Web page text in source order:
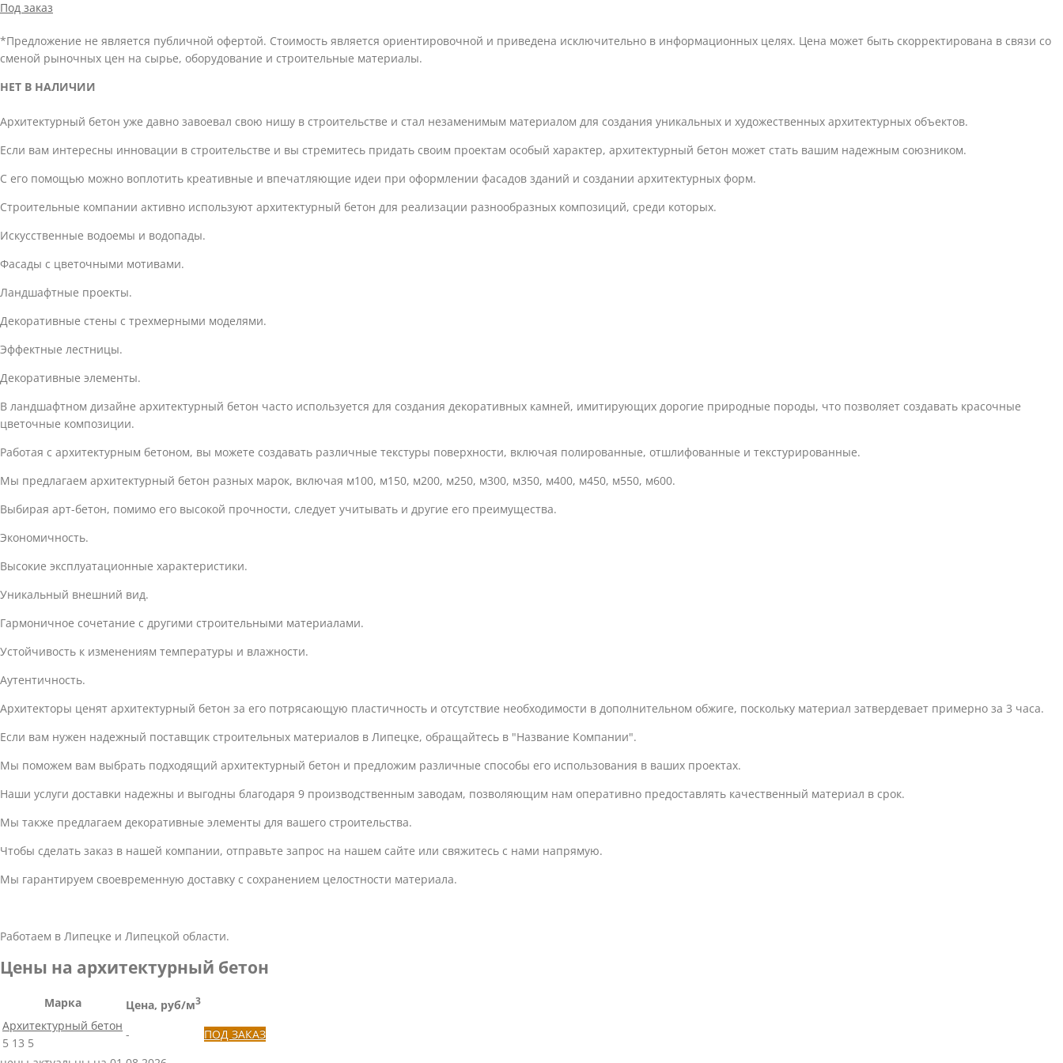
Под заказ
*Предложение не является публичной офертой. Стоимость является ориентировочной и приведена исключительно в информационных целях. Цена может быть скорректирована в связи со
сменой рыночных цен на сырье, оборудование и строительные материалы.
НЕТ В НАЛИЧИИ
Архитектурный бетон уже давно завоевал свою нишу в строительстве и стал незаменимым материалом для создания уникальных и художественных архитектурных объектов.
Если вам интересны инновации в строительстве и вы стремитесь придать своим проектам особый характер, архитектурный бетон может стать вашим надежным союзником.
С его помощью можно воплотить креативные и впечатляющие идеи при оформлении фасадов зданий и создании архитектурных форм.
Строительные компании активно используют архитектурный бетон для реализации разнообразных композиций, среди которых.
Искусственные водоемы и водопады.
Фасады с цветочными мотивами.
Ландшафтные проекты.
Декоративные стены с трехмерными моделями.
Эффектные лестницы.
Декоративные элементы.
В ландшафтном дизайне архитектурный бетон часто используется для создания декоративных камней, имитирующих дорогие природные породы, что позволяет создавать красочные
цветочные композиции.
Работая с архитектурным бетоном, вы можете создавать различные текстуры поверхности, включая полированные, отшлифованные и текстурированные.
Мы предлагаем архитектурный бетон разных марок, включая м100, м150, м200, м250, м300, м350, м400, м450, м550, м600.
Выбирая арт-бетон, помимо его высокой прочности, следует учитывать и другие его преимущества.
Экономичность.
Высокие эксплуатационные характеристики.
Уникальный внешний вид.
Гармоничное сочетание с другими строительными материалами.
Устойчивость к изменениям температуры и влажности.
Аутентичность.
Архитекторы ценят архитектурный бетон за его потрясающую пластичность и отсутствие необходимости в дополнительном обжиге, поскольку материал затвердевает примерно за 3 часа.
Если вам нужен надежный поставщик строительных материалов в Липецке, обращайтесь в "Название Компании".
Мы поможем вам выбрать подходящий архитектурный бетон и предложим различные способы его использования в ваших проектах.
Наши услуги доставки надежны и выгодны благодаря 9 производственным заводам, позволяющим нам оперативно предоставлять качественный материал в срок.
Мы также предлагаем декоративные элементы для вашего строительства.
Чтобы сделать заказ в нашей компании, отправьте запрос на нашем сайте или свяжитесь с нами напрямую.
Мы гарантируем своевременную доставку с сохранением целостности материала.
Работаем в Липецке и Липецкой области.
Цены на архитектурный бетон
Марка Цена, руб/м3
Архитектурный бетон
5 13 5
-
ПОД ЗАКАЗ